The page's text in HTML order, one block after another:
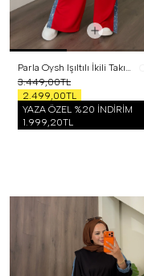
Parla Oysh Işıltılı İkili Takım Kırmızı
3.449,00TL
2.499,00TL
YAZA ÖZEL %20 İNDİRİM
1.999,20TL